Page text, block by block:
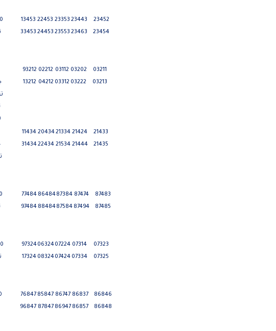
23452
23454
23443
23463
23353
23553
22453
24453
13453
33453
03211
03213
03202
03222
03112
03312
02212
04212
93212
13212
21433
21435
21424
21444
21334
21534
20434
22434
11434
31434
87483
87485
87474
87494
87384
87584
86484
88484
77484
97484
07323
07325
07314
07334
07224
07424
06324
08324
97324
17324
86846
86848
86837
86857
86747
86947
85847
87847
76847
96847